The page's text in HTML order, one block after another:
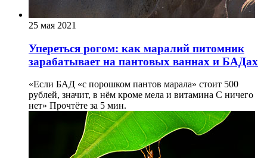
25 мая 2021
Упереться рогом: как маралий питомник
зарабатывает на пантовых ваннах и БАДах
«Если БАД «с порошком пантов марала» стоит 500
рублей, значит, в нём кроме мела и витамина С ничего
нет» Прочтёте за 5 мин.